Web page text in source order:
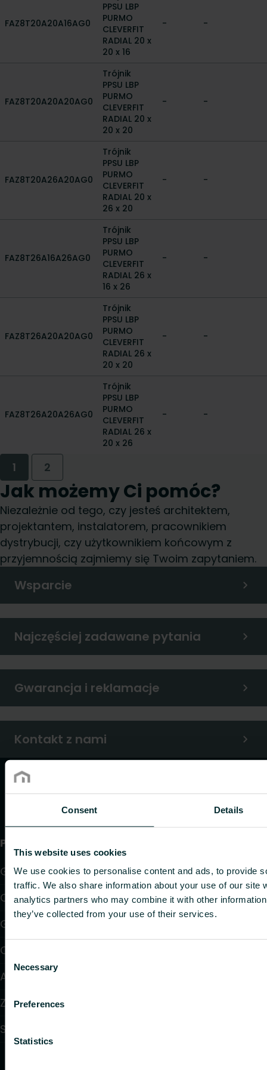
Consent Details
This website uses cookies
We use cookies to personalise content and ads, to provide
traffic. We also share information about your use of our site
analytics partners who may combine it with other
they’ve collected from your use of their services.
Consent
Selection
Necessary
Preferences
Statistics
FAZ8T20A20A16AG0
PPSU LBP
PURMO
CLEVERFIT
RADIAL 20 x
20 x 16
- -
FAZ8T20A20A20AG0
Trójnik
PPSU LBP
PURMO
CLEVERFIT
RADIAL 20 x
20 x 20
- -
FAZ8T20A26A20AG0
Trójnik
PPSU LBP
PURMO
CLEVERFIT
RADIAL 20 x
26 x 20
- -
FAZ8T26A16A26AG0
Trójnik
PPSU LBP
PURMO
CLEVERFIT
RADIAL 26 x
16 x 26
- -
FAZ8T26A20A20AG0
Trójnik
PPSU LBP
PURMO
CLEVERFIT
RADIAL 26 x
20 x 20
- -
FAZ8T26A20A26AG0
Trójnik
PPSU LBP
PURMO
CLEVERFIT
RADIAL 26 x
20 x 26
- -
1 2
Jak możemy Ci pomóc?
Niezależnie od tego, czy jesteś architektem,
projektantem, instalatorem, pracownikiem
dystrybucji, czy użytkownikiem końcowym z
przyjemnością zajmiemy się Twoim zapytaniem.
Wsparcie
Najczęściej zadawane pytania
Gwarancja i reklamacje
Kontakt z nami
Produkty
Grzejniki
Ogrzewanie i chłodzenie podłogowe
Grzejniki konwektorowe i klimakonwektory
Ogrzewanie elektryczne
Automatyka
Zawory i głowice termostatyczne
Systemy instalacyjne